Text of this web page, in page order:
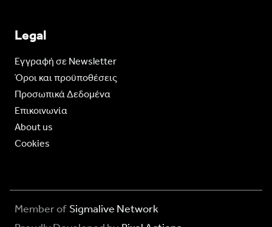
Legal
Eγγραφή σε Newsletter
Όροι και προϋποθέσεις
Προσωπικά Δεδομένα
Επικοινωνία
About us
Cookies
Member of Sigmalive Network